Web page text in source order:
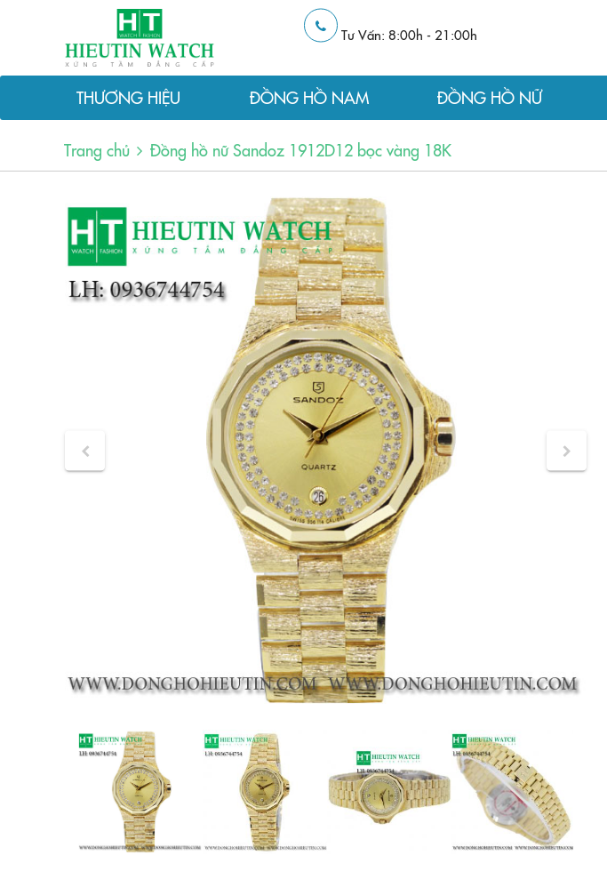
Tư Vấn: 8:00h - 21:00h
THƯƠNG HIỆU ĐỒNG HỒ NAM ĐỒNG HỒ NỮ
Trang chủ Đồng hồ nữ Sandoz 1912D12 bọc vàng 18K